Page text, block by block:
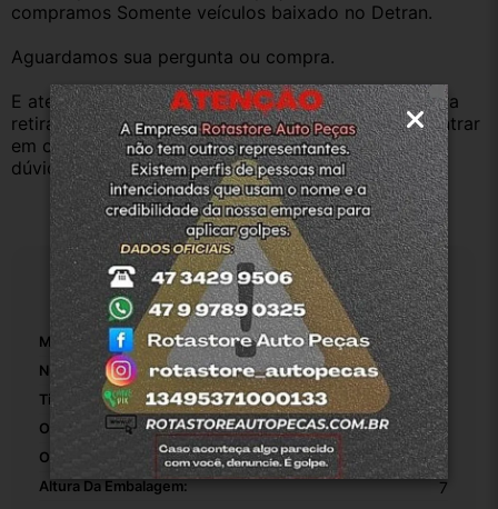
compramos Somente veículos baixado no Detran.
Aguardamos sua pergunta ou compra.
E atenderemos o quanto antes, caso o cliente prefira
retirar na nossa loja física também aceitamos, só entrar
em contato com a equipe Rotasul e tiramos suas
dúvidas.
Especificações
Marca: Peugeot
Número De Peça: 1
Tipo De Veículo: Carro/Caminhonete
Origem: Original
OEM: 1
Altura Da Embalagem: 7